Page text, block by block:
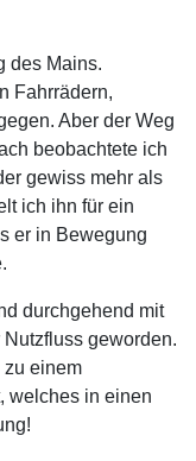
des Mains.
Fahrrädern,
Aber der Weg
beobachtete ich
gewiss mehr als
ich ihn für ein
er in Bewegung
durchgehend mit
geworden.
zu einem
welches in einen